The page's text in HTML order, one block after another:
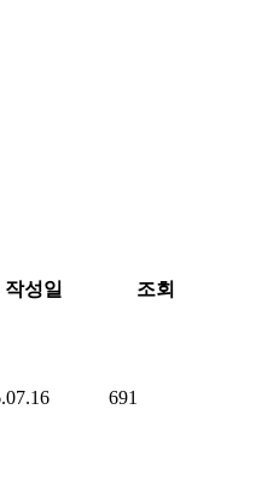
작성일 조회
691